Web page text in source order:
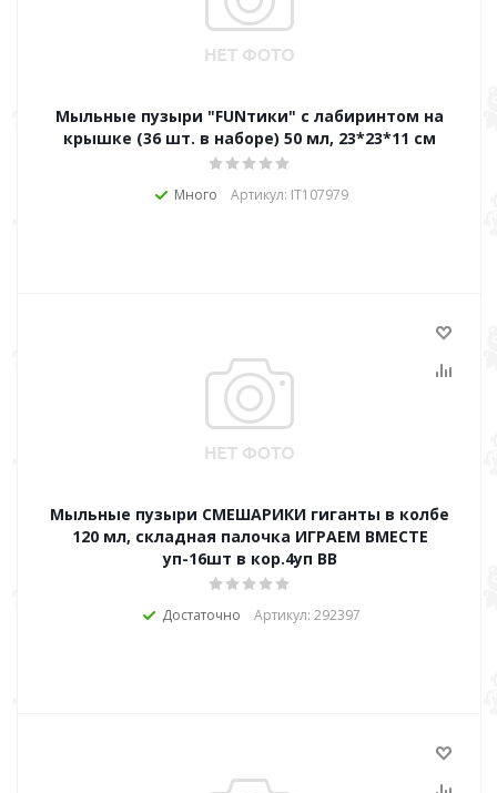
Мыльные пузыри "FUNтики" с лабиринтом на
крышке (36 шт. в наборе) 50 мл, 23*23*11 см
Много Артикул: IT107979
Мыльные пузыри СМЕШАРИКИ гиганты в колбе
120 мл, складная палочка ИГРАЕМ ВМЕСТЕ
уп-16шт в кор.4уп BB
Достаточно Артикул: 292397